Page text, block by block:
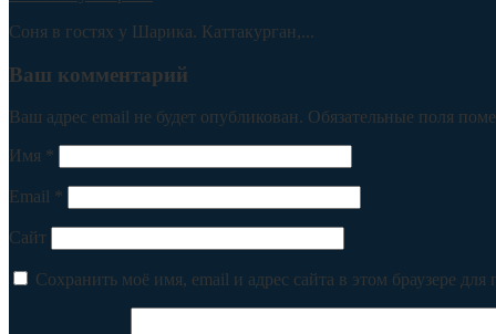
Соня в гостях у Шарика. Каттакурган,...
Ваш комментарий
Ваш адрес email не будет опубликован. Обязательные поля
Имя *
Email *
Сайт
Сохранить моё имя, email и адрес сайта в этом браузере